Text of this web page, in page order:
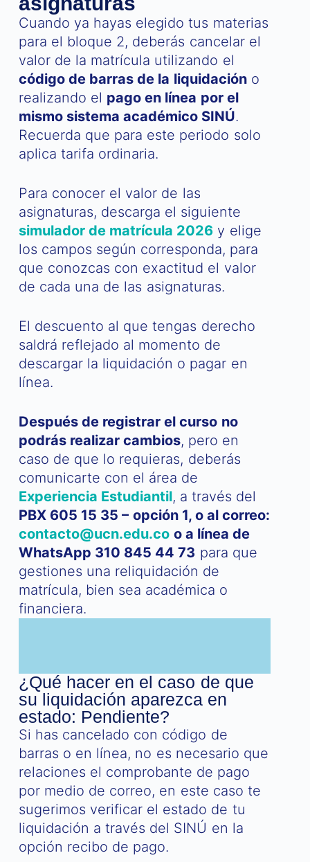
Cuando ya hayas elegido tus materias
para el bloque 2, deberás cancelar el
valor de la matrícula utilizando el
código de barras de la liquidacióno
realizando el pago en línea por el
mismo sistema académico SINÚ.
Recuerda que para este periodo solo
aplica tarifa ordinaria.
Para conocer el valor de las
asignaturas, descarga el siguiente
simulador de matrícula 2026 y elige
los campos según corresponda, para
que conozcas con exactitud el valor
de cada una de las asignaturas.
El descuento al que tengas derecho
saldrá reflejado al momento de
descargar la liquidación o pagar en
línea.
Después de registrar el curso no
podrás realizar cambios, pero en
caso de que lo requieras, deberás
comunicarte con el área de
Experiencia Estudiantil, a través del
PBX 605 15 35 – opción 1, o al correo:
contacto@ucn.edu.co o a línea de
WhatsApp 310 845 44 73 para que
gestiones una reliquidación de
matrícula, bien sea académica o
financiera.
¿Qué hacer en el caso de que
su liquidación aparezca en
estado: Pendiente?
Si has cancelado con código de
barras o en línea, no es necesario que
relaciones el comprobante de pago
por medio de correo, en este caso te
sugerimos verificar el estado de tu
liquidación a través del SINÚ en la
opción recibo de pago.